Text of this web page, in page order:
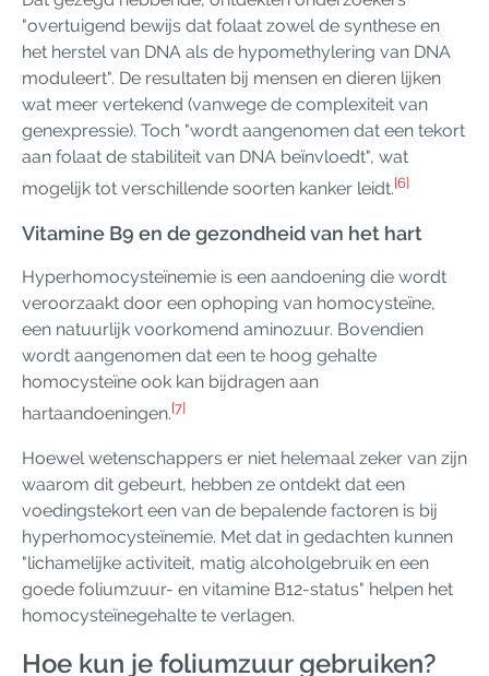
"overtuigend bewijs dat folaat zowel de synthese en
het herstel van DNA als de hypomethylering van DNA
moduleert". De resultaten bij mensen en dieren lijken
wat meer vertekend (vanwege de complexiteit van
genexpressie). Toch "wordt aangenomen dat een tekort
aan folaat de stabiliteit van DNA beïnvloedt", wat
mogelijk tot verschillende soorten kanker leidt.[6]
Vitamine B9 en de gezondheid van het hart
Hyperhomocysteïnemie is een aandoening die wordt
veroorzaakt door een ophoping van homocysteïne,
een natuurlijk voorkomend aminozuur. Bovendien
wordt aangenomen dat een te hoog gehalte
homocysteïne ook kan bijdragen aan
hartaandoeningen.[7]
Hoewel wetenschappers er niet helemaal zeker van zijn
waarom dit gebeurt, hebben ze ontdekt dat een
voedingstekort een van de bepalende factoren is bij
hyperhomocysteïnemie. Met dat in gedachten kunnen
"lichamelijke activiteit, matig alcoholgebruik en een
goede foliumzuur- en vitamine B12-status" helpen het
homocysteïnegehalte te verlagen.
Hoe kun je foliumzuur gebruiken?